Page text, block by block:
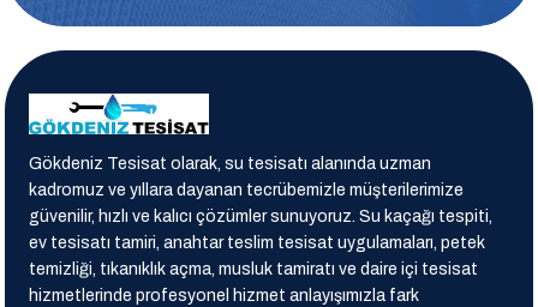
Gökdeniz Tesisat olarak, su tesisatı alanında uzman
kadromuz ve yıllara dayanan tecrübemizle müşterilerimize
güvenilir, hızlı ve kalıcı çözümler sunuyoruz. Su kaçağı tespiti,
ev tesisatı tamiri, anahtar teslim tesisat uygulamaları, petek
temizliği, tıkanıklık açma, musluk tamiratı ve daire içi tesisat
hizmetlerinde profesyonel hizmet anlayışımızla fark